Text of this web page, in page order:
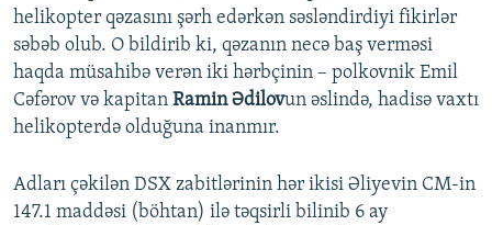
helikopter qəzasını şərh edərkən səsləndirdiyi fikirlər
səbəb olub. O bildirib ki, qəzanın necə baş verməsi
haqda müsahibə verən iki hərbçinin – polkovnik Emil
Cəfərov və kapitan Ramin Ədilovun əslində, hadisə vaxtı
helikopterdə olduğuna inanmır.
Adları çəkilən DSX zabitlərinin hər ikisi Əliyevin CM-in
147.1 maddəsi (böhtan) ilə təqsirli bilinib 6 ay